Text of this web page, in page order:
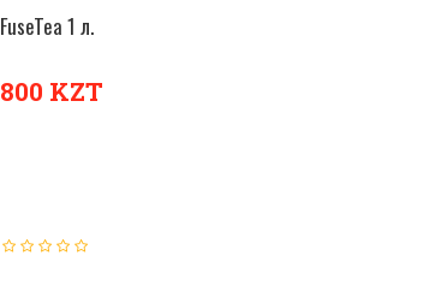
FuseTea 1 л.
800 KZT